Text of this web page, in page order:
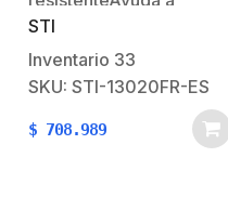
proteger los dispositivos
contra el vandalismo y el
daño accidentalCon
sirena de 105 dBTexto
de incendio en
STI
Inventario 33
SKU: STI-13020FR-ES
$ 708.989